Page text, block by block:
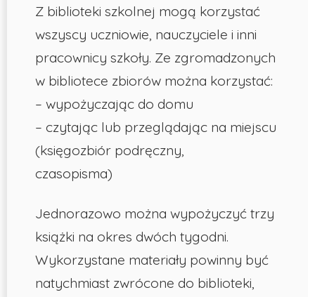
Opolu
Z biblioteki szkolnej mogą korzystać
wszyscy uczniowie, nauczyciele i inni
pracownicy szkoły. Ze zgromadzonych
w bibliotece zbiorów można korzystać:
– wypożyczając do domu
– czytając lub przeglądając na miejscu
(księgozbiór podręczny,
czasopisma)
Jednorazowo można wypożyczyć trzy
książki na okres dwóch tygodni.
Wykorzystane materiały powinny być
natychmiast zwrócone do biblioteki,